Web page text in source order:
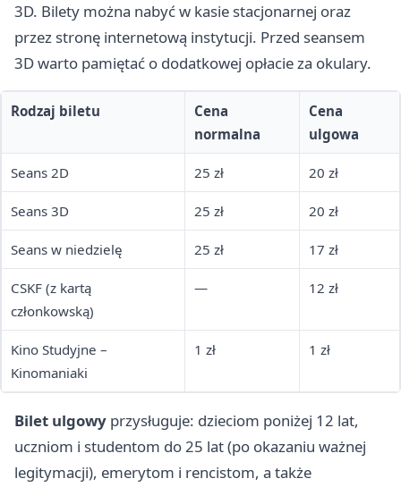
3D. Bilety można nabyć w kasie stacjonarnej oraz
przez stronę internetową instytucji. Przed seansem
3D warto pamiętać o dodatkowej opłacie za okulary.
Rodzaj biletu
Cena
normalna
Cena
ulgowa
Seans 2D 25 zł 20 zł
Seans 3D 25 zł 20 zł
Seans w niedzielę 25 zł 17 zł
CSKF (z kartą
członkowską)
— 12 zł
Kino Studyjne –
Kinomaniaki
1 zł 1 zł
Bilet ulgowy przysługuje: dzieciom poniżej 12 lat,
uczniom i studentom do 25 lat (po okazaniu ważnej
legitymacji), emerytom i rencistom, a także